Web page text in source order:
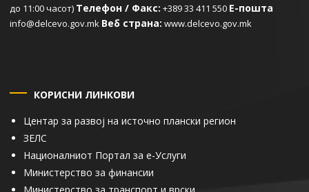
до 11:00 часот) Телефон / Факс: +389 33 411 550 Е-пошта
info@delcevo.gov.mk Веб страна: www.delcevo.gov.mk
КОРИСНИ ЛИНКОВИ
Центар за развој на источно плански регион
ЗЕЛС
Националниот Портал за е-Услуги
Министерство за финансии